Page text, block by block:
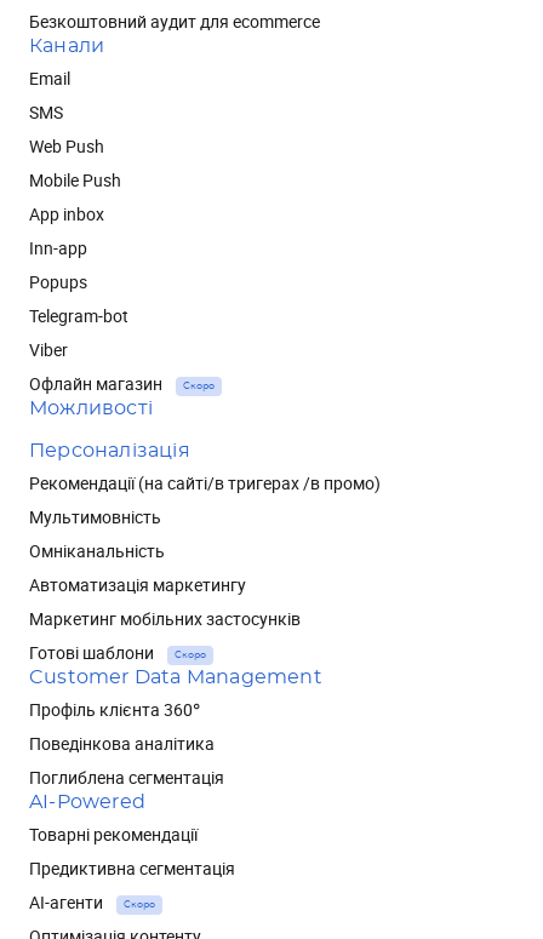
Безкоштовний аудит для ecommerce
Канали
Email
SMS
Web Push
Mobile Push
App inbox
Inn-app
Popups
Telegram-bot
Viber
Офлайн магазин
Скоро
Можливості
Персоналізація
Рекомендації (на сайті/в тригерах /в промо)
Мультимовність
Омніканальність
Автоматизація маркетингу
Маркетинг мобільних застосунків
Готові шаблони
Скоро
Customer Data Management
Профіль клієнта 360°
Поведінкова аналітика
Поглиблена сегментація
AI-Powered
Товарні рекомендації
Предиктивна сегментація
AI-агенти
Скоро